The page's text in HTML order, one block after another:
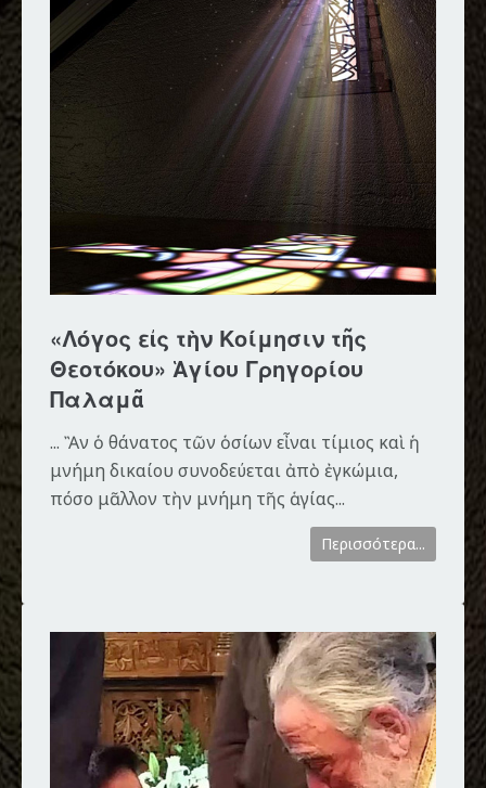
«Λόγος εἰς τὴν Κοίμησιν τῆς
Θεοτόκου» Ἁγίου Γρηγορίου
Παλαμᾶ
... Ἂν ὁ θάνατος τῶν ὁσίων εἶναι τίμιος καὶ ἡ
μνήμη δικαίου συνοδεύεται ἀπὸ ἐγκώμια,
πόσο μᾶλλον τὴν μνήμη τῆς ἁγίας...
Περισσότερα...